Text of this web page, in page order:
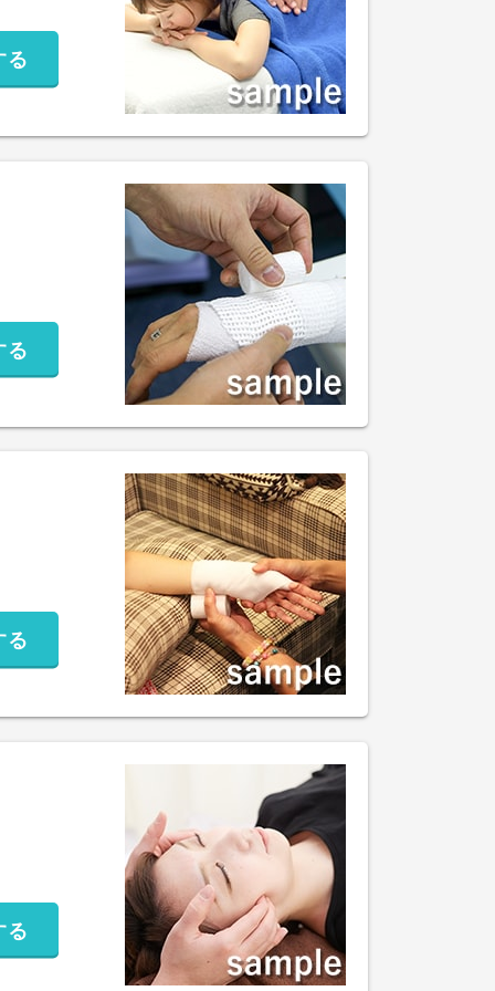
る
る
る
る